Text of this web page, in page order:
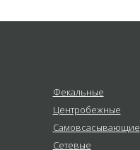
Фекальные
Центробежные
Самовсасывающие
Сетевые